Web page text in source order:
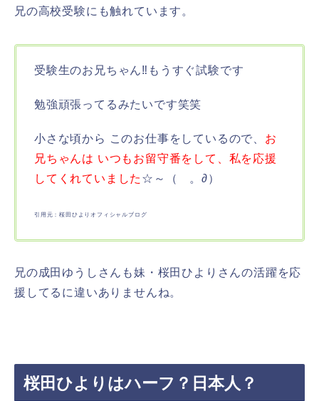
兄の高校受験にも触れています。
受験生のお兄ちゃん‼︎もうすぐ試験です
勉強頑張ってるみたいです笑笑
小さな頃から このお仕事をしているので、 お
兄ちゃんは いつもお留守番をして、私を応援
してくれていました ☆～（ゝ。∂）
引用元：桜田ひよりオフィシャルブログ
兄の成田ゆうしさんも妹・桜田ひよりさんの活躍を応
援してるに違いありませんね。
桜田ひよりはハーフ？日本人？